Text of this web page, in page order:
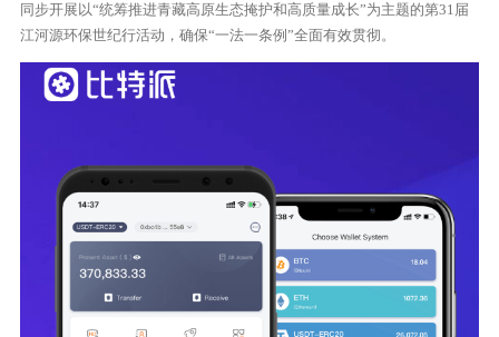
同步开展以“统筹推进青藏高原生态掩护和高质量成长”为主题的第31届
江河源环保世纪行活动，确保“一法一条例”全面有效贯彻。